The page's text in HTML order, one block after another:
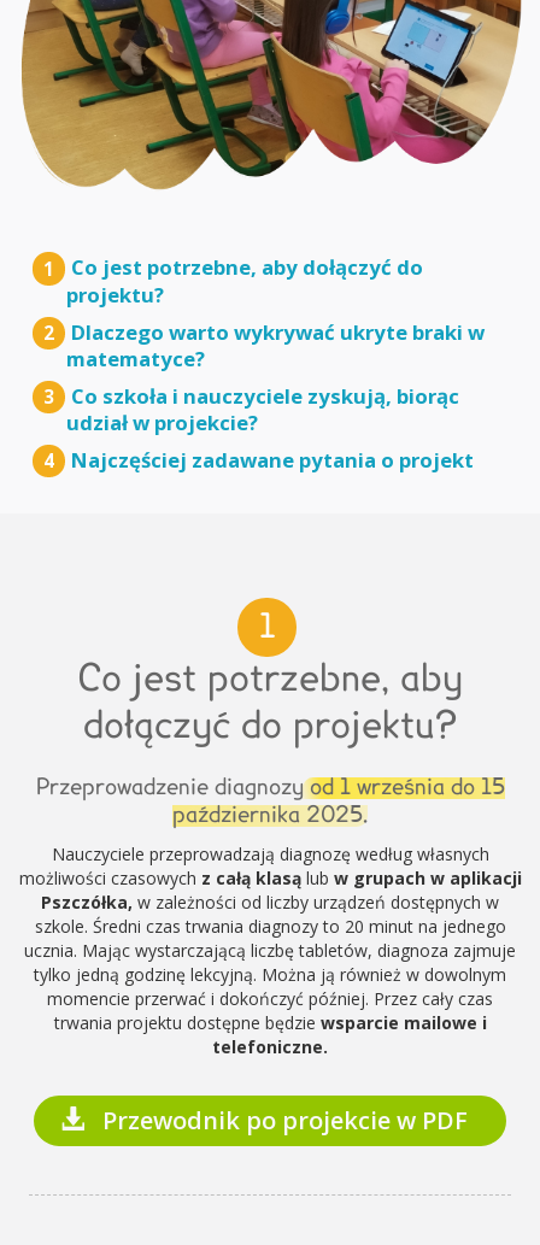
1
Co jest potrzebne, aby dołączyć do
projektu?
2
Dlaczego warto wykrywać ukryte braki w
matematyce?
3
Co szkoła i nauczyciele zyskują, biorąc
udział w projekcie?
4 Najczęściej zadawane pytania o projekt
1
Co jest potrzebne, aby
dołączyć do projektu?
Przeprowadzenie diagnozy od 1 września do 15
października 2025.
Nauczyciele przeprowadzają diagnozę według własnych
możliwości czasowych z całą klasąlub w grupach w aplikacji
Pszczółka, w zależności od liczby urządzeń dostępnych w
szkole. Średni czas trwania diagnozy to 20 minut na jednego
ucznia. Mając wystarczającą liczbę tabletów, diagnoza zajmuje
tylko jedną godzinę lekcyjną. Można ją również w dowolnym
momencie przerwać i dokończyć później. Przez cały czas
trwania projektu dostępne będzie wsparcie mailowe i
telefoniczne.
Przewodnik po projekcie w PDF